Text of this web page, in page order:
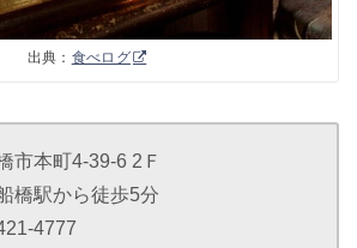
出典： 食べログ
市本町4-39-6 2Ｆ
橋駅から徒歩5分
4777